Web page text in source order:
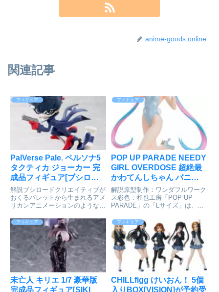
anime-goods.online
関連記事
フィギュア
PalVerse Pale. ペルソナ5
タクティカ ジョーカー 完
成品フィギュア[ブシロー
ドクリエイティブ]が予約
受付開始
解説ブシロードクリエイティブが
おくるパレットから生まれるアメ
リカンアニメーションのようなデ
ンフィギュアシリーズ「PalVerse
Pale.」に『ペルソナ5 タクティ
カ』 ジョーカーが登場！ペルソ
ナ5 タクティ...
フィギュア
POP UP PARADE NEEDY
GIRL OVERDOSE 超絶最
かわてんしちゃん バニー
Ver. L size 完成品フィギュ
ア[グッドスマイルカンパ
ニー]が予約受付開始
解説原型制作：ワンダフルワーク
ス彩色：和也工房「POP UP
PARADE」の「Lサイズ」は、フ
お送りするフィギュアシリーズで
す。『NEEDY GIRL
OVERDOSE』POP UP PARADE
超絶最かわ...
フィギュア
未亡人 キリエ 1/7 豪華版
完成品フィギュア[SIKI
フィギュア
CHILLfigg けいおん！ 5個
入りBOX[VISION]が予約受